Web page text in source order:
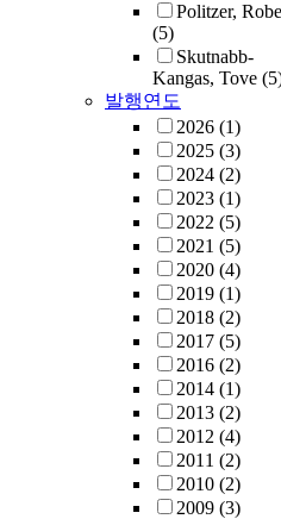
Politzer,
(5)
Skutnabb-
Kangas, Tove
발행연도
2026 (1)
2025 (3)
2024 (2)
2023 (1)
2022 (5)
2021 (5)
2020 (4)
2019 (1)
2018 (2)
2017 (5)
2016 (2)
2014 (1)
2013 (2)
2012 (4)
2011 (2)
2010 (2)
2009 (3)